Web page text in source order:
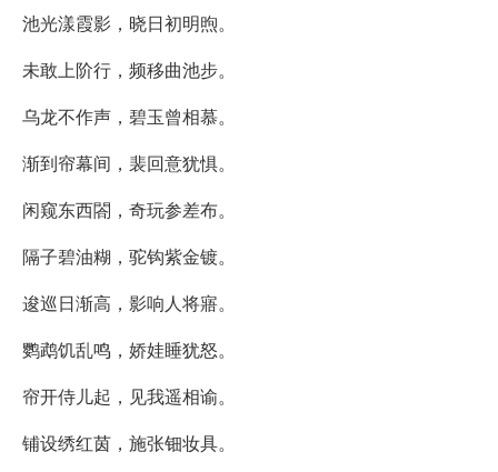
池光漾霞影，晓日初明煦。
未敢上阶行，频移曲池步。
乌龙不作声，碧玉曾相慕。
渐到帘幕间，裴回意犹惧。
闲窥东西閤，奇玩参差布。
隔子碧油糊，驼钩紫金镀。
逡巡日渐高，影响人将寤。
鹦鹉饥乱鸣，娇娃睡犹怒。
帘开侍儿起，见我遥相谕。
铺设绣红茵，施张钿妆具。